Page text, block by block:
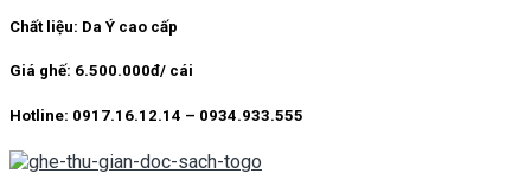
là:
Chất liệu: Da Ý cao cấp
Giá ghế: 6.500.000đ/ cái
Hotline: 0917.16.12.14 – 0934.933.555